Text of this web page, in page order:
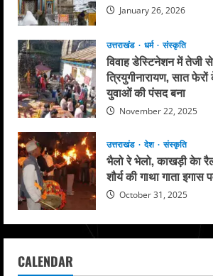
January 26, 2026
उत्तराखंड धर्म संस्कृति
विवाह डेस्टिनेशन में तेजी
त्रियुगीनारायण, सात
युवाओं की पंसद बना
November 22, 2025
उत्तराखंड देश संस्कृति
भैलो रे भेलो, काखड़ी केा
शौर्य की गाथा गाता इगास
October 31, 2025
CALENDAR